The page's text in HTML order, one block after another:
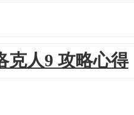
克人9 攻略心得